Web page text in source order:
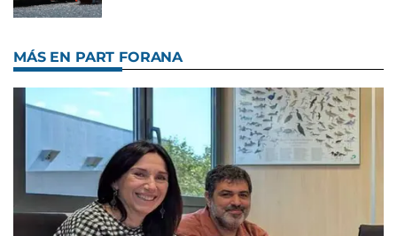
MÁS EN PART FORANA